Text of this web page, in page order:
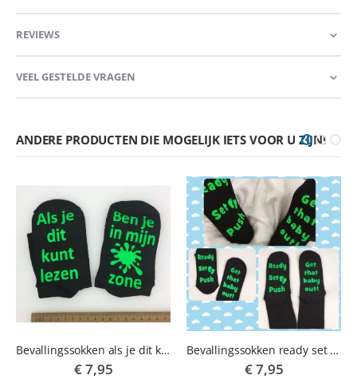
REVIEWS
VEEL GESTELDE VRAGEN
ANDERE PRODUCTEN DIE MOGELIJK IETS VOOR U ZIJN!
Bevallingssokken als je dit kunt lezen.. zwart met groene opdruk 35-38
€ 7,95
Bevallingssokken ready set push zwart met groen 35-38
€ 7,95